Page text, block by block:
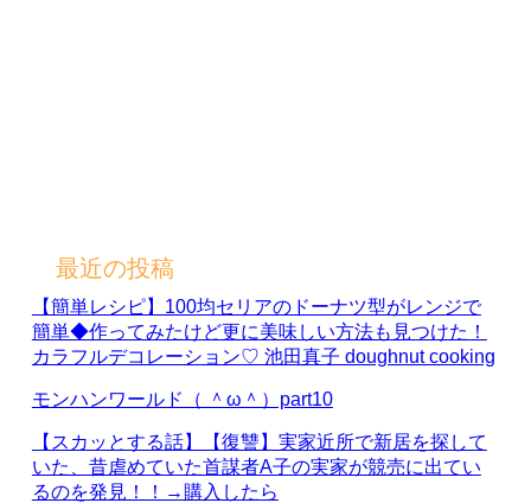
最近の投稿
【簡単レシピ】100均セリアのドーナツ型がレンジで
簡単◆作ってみたけど更に美味しい方法も見つけた！
カラフルデコレーション♡ 池田真子 doughnut cooking
モンハンワールド（ ＾ω＾）part10
【スカッとする話】【復讐】実家近所で新居を探して
いた、昔虐めていた首謀者A子の実家が競売に出てい
るのを発見！！→購入したら